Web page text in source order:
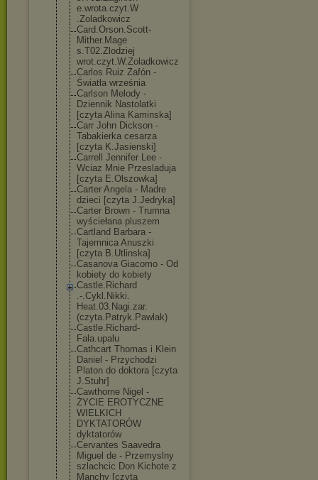
e.wrota.czyt.W
.Zoladkowicz
Card.Orson.Scott-
Mither.Mage
s.T02.Zlodziej
wrot.czyt.W.Zo ladkowicz
Carlos Ruiz Zafón -
Światła września
Carlson Melody -
Dziennik Nastolatki
[czyta Alina Kaminska]
Carr John Dickson -
Tabakierka cesarza
[czyta K.Jasienski]
Carrell Jennifer Lee -
Wciaz Mnie Przesladuja
[czyta E.Olszowka]
Carter Angela - Madre
dzieci [czyta J.Jedryka]
Carter Brown - Trumna
wyściełana pluszem
Cartland Barbara -
Tajemnica Anuszki
[czyta B.Utlinska]
Casanova Giacomo - Od
kobiety do kobiety
Castle.Richard
.-.Cykl.Nikki.
Heat.03.Nagi.zar.
(czyta.Patryk.Pawlak)
Castle.Richard-
Fala.upalu
Cathcart Thomas i Klein
Daniel - Przychodzi
Platon do doktora [czyta
J.Stuhr]
Cawthorne Nigel -
ŻYCIE EROTYCZNE
WIELKICH
DYKTATORÓW
dyktatorów
Cervantes Saavedra
Miguel de - Przemyslny
szlachcic Don Kichote z
Manchy [czyta